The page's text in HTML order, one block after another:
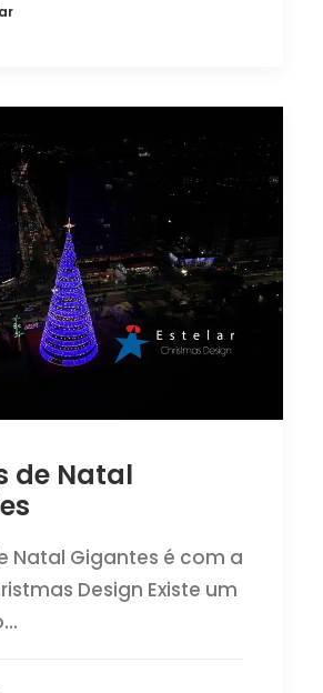
de Natal
Natal Gigantes é com a
Design Existe um